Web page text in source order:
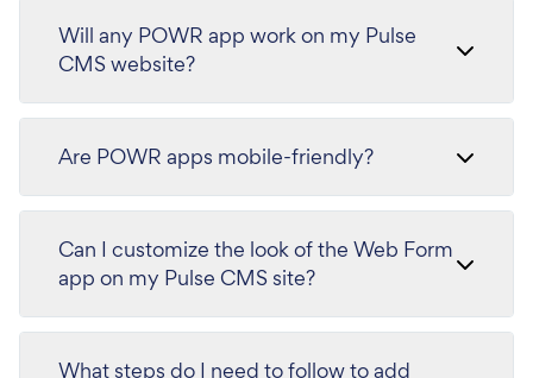
Will any POWR app work on my Pulse
CMS website?
Are POWR apps mobile-friendly?
Can I customize the look of the Web Form
app on my Pulse CMS site?
What steps do I need to follow to add